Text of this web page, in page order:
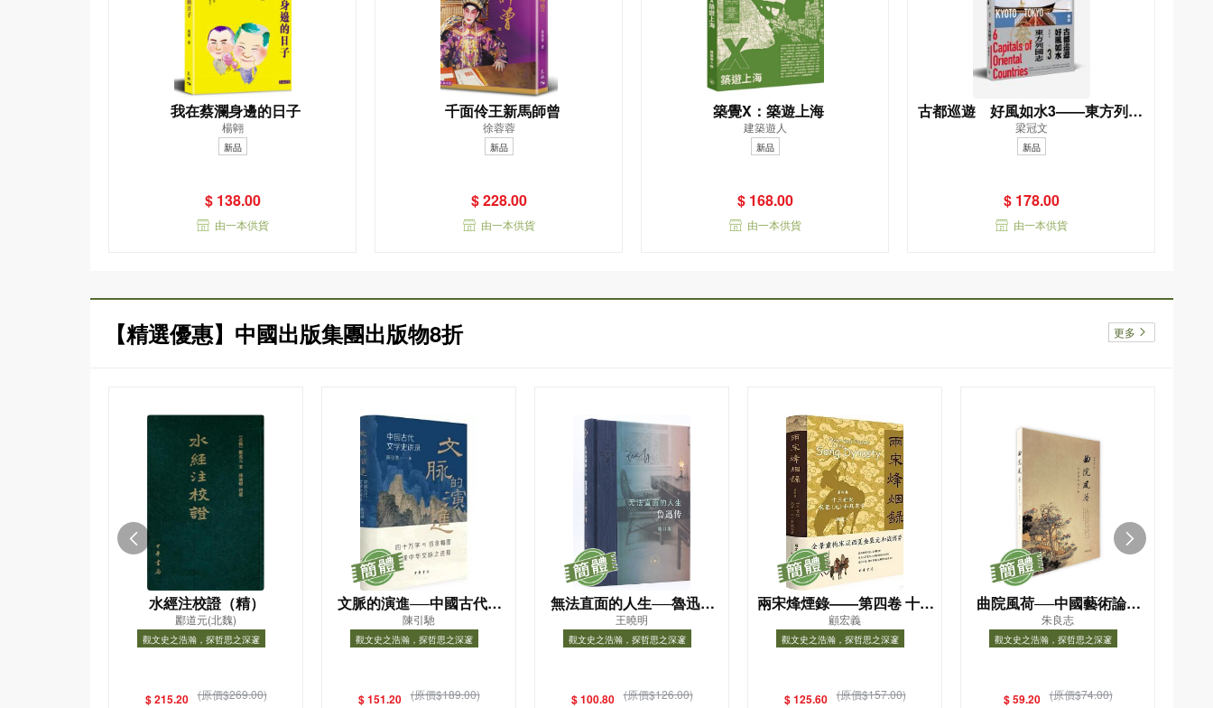
我在蔡瀾身邊的日子
楊翺
新品
$ 138.00
由一本供貨
千面伶王新馬師曾
徐蓉蓉
新品
$ 228.00
由一本供貨
築覺X：築遊上海
建築遊人
新品
$ 168.00
由一本供貨
古都巡遊 好風如水3——東方列國
志
梁冠文
新品
$ 178.00
由一本供貨
【精選優惠】中國出版集團出版物8折 更多
水經注校證（精）
酈道元(北魏)
觀文史之浩瀚，探哲思之深邃
$ 215.20 (原價$269.00)
文脈的演進──中國古代文
學史講錄（精）
陳引馳
觀文史之浩瀚，探哲思之深邃
$ 151.20 (原價$189.00)
無法直面的人生──魯迅傳
（修訂本）（精）
王曉明
觀文史之浩瀚，探哲思之深邃
$ 100.80 (原價$126.00)
兩宋烽煙錄——第四卷 十三
世紀宋蒙（元）和戰實錄
（精）
顧宏義
觀文史之浩瀚，探哲思之深邃
$ 125.60 (原價$157.00)
曲院風荷──中國藝術論十
講
朱良志
觀文史之浩瀚，探哲思之深邃
$ 59.20 (原價$74.00)